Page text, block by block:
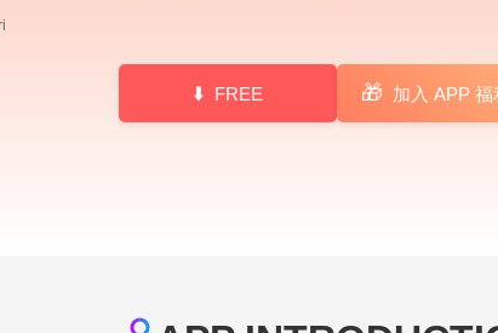
FREE 🎁 加入 APP 福